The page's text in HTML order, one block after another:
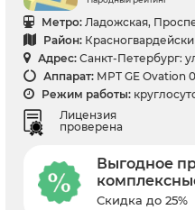
Метро: Ладожская,
Район:
Адрес: Санкт-Петербург:
Аппарат: МРТ GE Ovation
Режим работы:
Лицензия
проверена
Выгодное
Скидка до 25%